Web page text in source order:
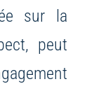
sur la
peut